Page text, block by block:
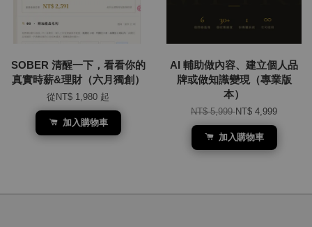
SOBER 清醒一下，看看你的
真實時薪&理財（六月獨創）
從 NT$ 1,980 起
加入購物車
AI 輔助做內容、建立個人品
牌或做知識變現（專業版
本）
NT$ 5,999NT$ 4,999
加入購物車